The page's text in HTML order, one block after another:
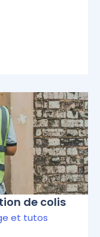
de colis
et tutos